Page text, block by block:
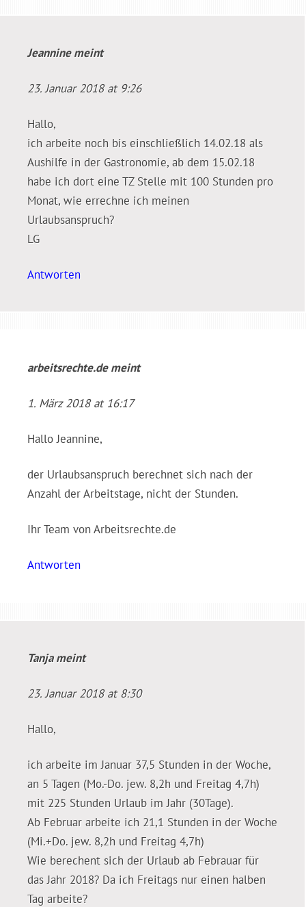
Jeanninemeint
23. Januar 2018 at 9:26
Hallo,
ich arbeite noch bis einschließlich 14.02.18 als
Aushilfe in der Gastronomie, ab dem 15.02.18
habe ich dort eine TZ Stelle mit 100 Stunden pro
Monat, wie errechne ich meinen
Urlaubsanspruch?
LG
Antworten
arbeitsrechte.demeint
1. März 2018 at 16:17
Hallo Jeannine,
der Urlaubsanspruch berechnet sich nach der
Anzahl der Arbeitstage, nicht der Stunden.
Ihr Team von Arbeitsrechte.de
Antworten
Tanjameint
23. Januar 2018 at 8:30
Hallo,
ich arbeite im Januar 37,5 Stunden in der Woche,
an 5 Tagen (Mo.-Do. jew. 8,2h und Freitag 4,7h)
mit 225 Stunden Urlaub im Jahr (30Tage).
Ab Februar arbeite ich 21,1 Stunden in der Woche
(Mi.+Do. jew. 8,2h und Freitag 4,7h)
Wie berechent sich der Urlaub ab Febrauar für
das Jahr 2018? Da ich Freitags nur einen halben
Tag arbeite?